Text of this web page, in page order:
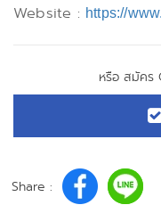
Website : https://
หรือ สมัคร
Share :